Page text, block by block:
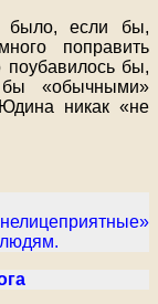
было, если бы,
поправить
бы,
«обычными»
никак «не